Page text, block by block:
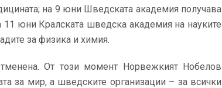
на 9 юни Шведската академия получава
11 юни Кралската шведска академия на науките
за физика и химия.
От този момент Норвежкият Нобелов
за мир, а шведските организации – за всички